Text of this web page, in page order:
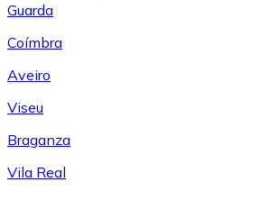
Guarda
Coímbra
Aveiro
Viseu
Braganza
Vila Real